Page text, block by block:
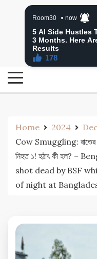
24 Ghanta
24 Ghanta Bengali News
Home 2024
Cow Smuggling: রাতের
নিহত ১! হঠাৎ কী হল? –
shot dead by BSF
of night at